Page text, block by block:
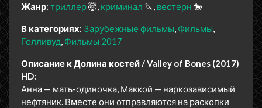
Жанр: триллер🤯 криминал 🔪 вестерн 🐎
В категориях: Зарубежные фильмы Фильмы
Голливуд Фильмы 2017
Описание к Долина костей / Valley of Bones (2017)
HD:
Анна — мать-одиночка, Маккой — наркозависимый
нефтяник. Вместе они отправляются на раскопки